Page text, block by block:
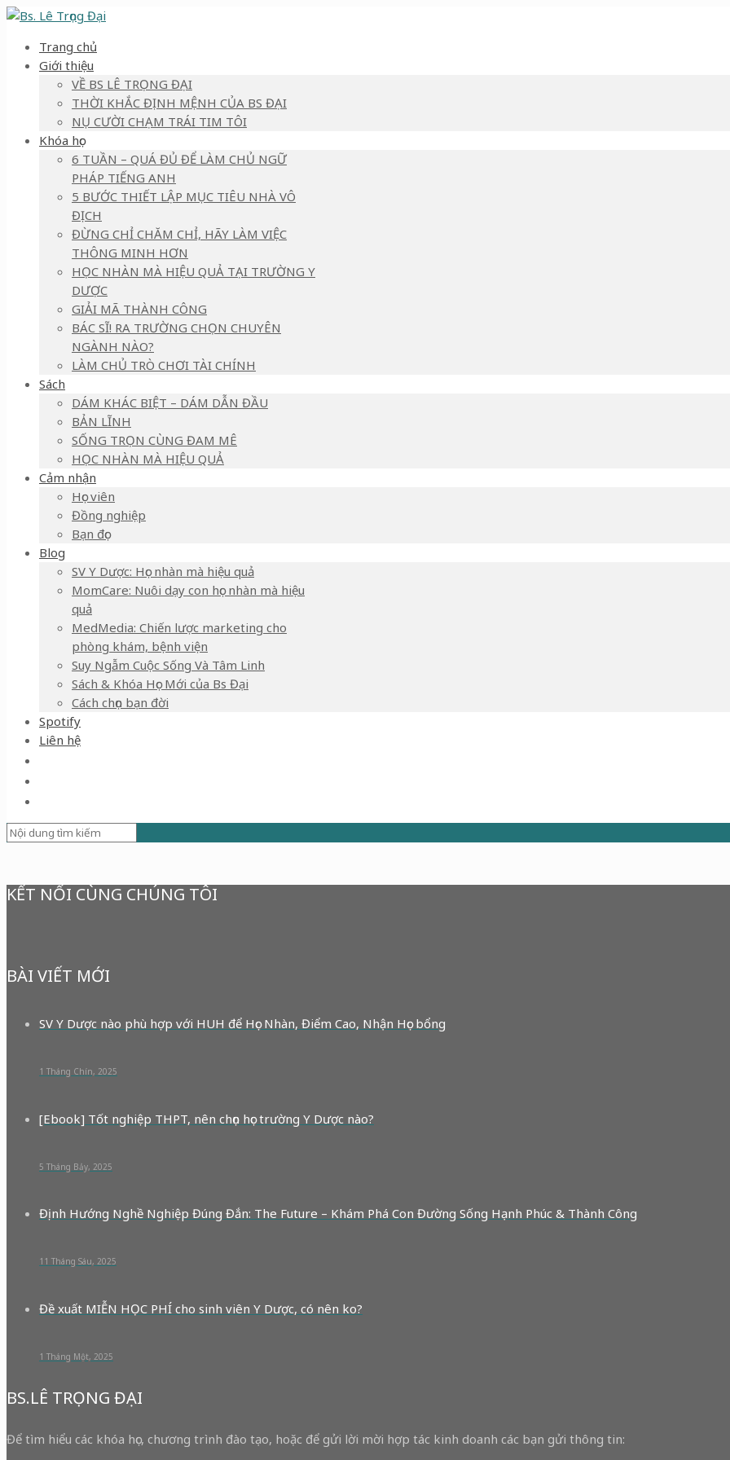
Trang chủ
Giới thiệu
VỀ BS LÊ TRỌNG ĐẠI
THỜI KHẮC ĐỊNH MỆNH CỦA BS ĐẠI
NỤ CƯỜI CHẠM TRÁI TIM TÔI
Khóa học
6 TUẦN – QUÁ ĐỦ ĐỂ LÀM CHỦ NGỮ
PHÁP TIẾNG ANH
5 BƯỚC THIẾT LẬP MỤC TIÊU NHÀ VÔ
ĐỊCH
ĐỪNG CHỈ CHĂM CHỈ, HÃY LÀM VIỆC
THÔNG MINH HƠN
HỌC NHÀN MÀ HIỆU QUẢ TẠI TRƯỜNG Y
DƯỢC
GIẢI MÃ THÀNH CÔNG
BÁC SĨ! RA TRƯỜNG CHỌN CHUYÊN
NGÀNH NÀO?
LÀM CHỦ TRÒ CHƠI TÀI CHÍNH
Sách
DÁM KHÁC BIỆT – DÁM DẪN ĐẦU
BẢN LĨNH
SỐNG TRỌN CÙNG ĐAM MÊ
HỌC NHÀN MÀ HIỆU QUẢ
Cảm nhận
Học viên
Đồng nghiệp
Bạn đọc
Blog
SV Y Dược: Học nhàn mà hiệu quả
MomCare: Nuôi dạy con học nhàn mà hiệu
quả
MedMedia: Chiến lược marketing cho
phòng khám, bệnh viện
Suy Ngẫm Cuộc Sống Và Tâm Linh
Sách & Khóa Học Mới của Bs Đại
Cách chọn bạn đời
Spotify
Liên hệ
KẾT NỐI CÙNG CHÚNG TÔI
BÀI VIẾT MỚI
SV Y Dược nào phù hợp với HUH để Học Nhàn, Điểm Cao, Nhận Học bổng
1 Tháng Chín, 2025
[Ebook] Tốt nghiệp THPT, nên chọn học trường Y Dược nào?
5 Tháng Bảy, 2025
Định Hướng Nghề Nghiệp Đúng Đắn: The Future – Khám Phá Con Đường Sống Hạnh Phúc & Thành Công
11 Tháng Sáu, 2025
Đề xuất MIỄN HỌC PHÍ cho sinh viên Y Dược, có nên ko?
1 Tháng Một, 2025
BS.LÊ TRỌNG ĐẠI
Để tìm hiểu các khóa học, chương trình đào tạo, hoặc để gửi lời mời hợp tác kinh doanh các bạn gửi thông tin: